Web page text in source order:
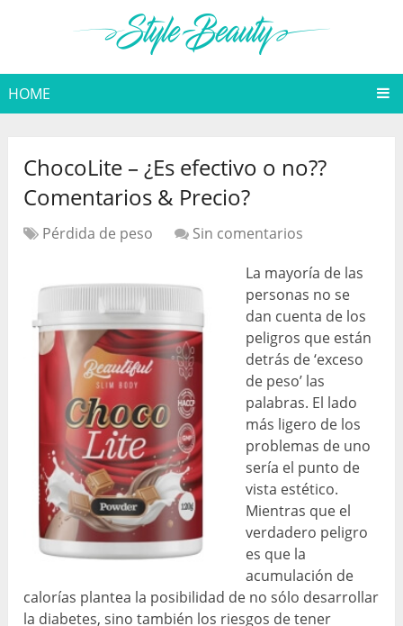
HOME
ChocoLite – ¿Es efectivo o no??
Comentarios & Precio?
Pérdida de peso
Sin comentarios
La mayoría de las
personas no se
dan cuenta de los
peligros que están
detrás de ‘exceso
de peso’ las
palabras. El lado
más ligero de los
problemas de uno
sería el punto de
vista estético.
Mientras que el
verdadero peligro
es que la
acumulación de
calorías plantea la posibilidad de no sólo desarrollar
la diabetes, sino también los riesgos de tener